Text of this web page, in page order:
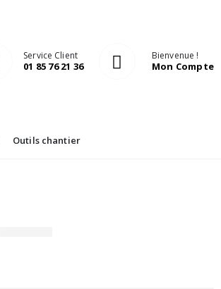
Service Client
01 85 76 21 36
Bienvenue !
Mon Compte
Outils chantier